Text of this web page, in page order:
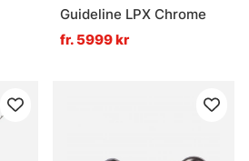
Guideline LPX Chrome
fr. 5999 kr